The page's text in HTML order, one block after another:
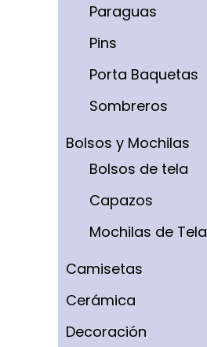
Paraguas
Pins
Porta Baquetas
Sombreros
Bolsos y Mochilas
Bolsos de tela
Capazos
Mochilas de Tela
Camisetas
Cerámica
Decoración